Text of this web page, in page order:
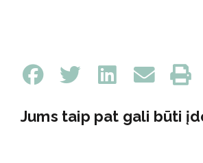
Jums taip pat gali būti